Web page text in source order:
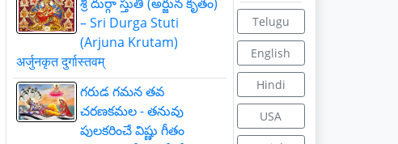
– Sri Durga Stuti
(Arjuna Krutam)
अर्जुनकृत दुर्गास्तवम्
గరుడ గమన తవ
చరణకమల - తనువు
పులకరించే విష్ణు గీతం
Telugu
English
Hindi
USA